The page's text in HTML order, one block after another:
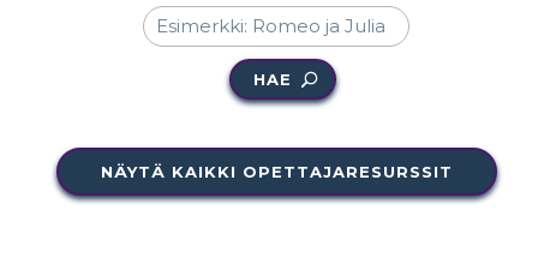
HAE
NÄYTÄ KAIKKI OPETTAJARESURSSIT